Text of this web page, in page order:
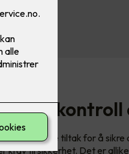
elkontroll
er begge tiltak for å
krav til sikkerhet. Det er